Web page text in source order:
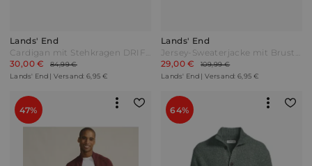
Lands' End
Cardigan mit Stehkragen DRIFTER Herren Grün by Lands' End
30,00 €
84,99 €
Lands' End | Versand: 6,95 €
Lands' End
Jersey-Sweaterjacke mit Brusttaschen Herren Grün by Lands' End
29,00 €
109,99 €
Lands' End | Versand: 6,95 €
47% 64%